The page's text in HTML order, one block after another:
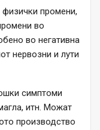
промени,
во
во негативна
нервозни и лути
симптоми
итн. Можат
производство